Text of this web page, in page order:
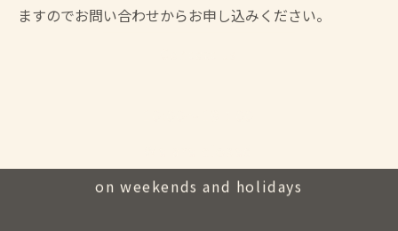
ますのでお問い合わせからお申し込みください。
on weekends and holidays